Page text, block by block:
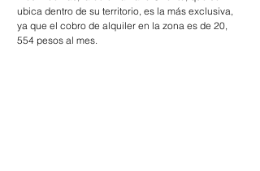
ubica dentro de su territorio, es la más exclusiva,
ya que el cobro de alquiler en la zona es de 20,
554 pesos al mes.